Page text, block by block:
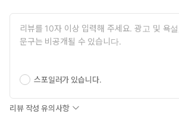
스포일러가 있습니다.
리뷰 작성 유의사항